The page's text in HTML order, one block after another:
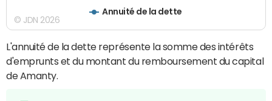
Annuité de la dette
© JDN 2026
L'annuité de la dette représente la somme des intérêts
d'emprunts et du montant du remboursement du capital
de Amanty.